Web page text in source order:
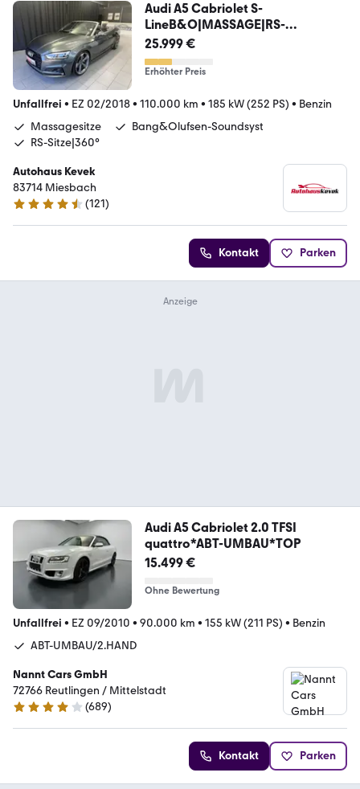
Audi A5 Cabriolet S-
LineB&O|MASSAGE|RS-
SITZE|360°
25.999 €
Erhöhter Preis
Unfallfrei • EZ 02/2018• 110.000 km • 185 kW (252 PS) • Benzin
Massagesitze
Bang&Olufsen-Soundsyst
RS-Sitze|360°
Autohaus Kevek
83714 Miesbach
4.5 Sterne
(121)
Kontakt Parken
Audi A5 Cabriolet 2.0 TFSI
quattro*ABT-UMBAU*TOP
15.499 €
Ohne Bewertung
Unfallfrei • EZ 09/2010 • 90.000 km • 155 kW (211 PS) • Benzin
ABT-UMBAU/2.HAND
Nannt Cars GmbH
72766 Reutlingen / Mittelstadt
4.2 Sterne
(689)
Kontakt Parken